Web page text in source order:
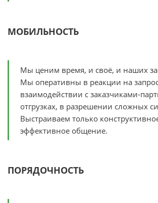
МОБИЛЬНОСТЬ
Мы ценим время, и своё, и наших
Мы оперативны в реакции на
взаимодействии с заказчиками-
отгрузках, в разрешении сложных
Выстраиваем только
эффективное общение.
ПОРЯДОЧНОСТЬ